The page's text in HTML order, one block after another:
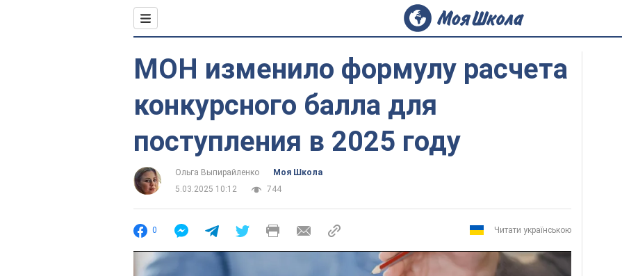
МОН изменило формулу расчета
конкурсного балла для
поступления в 2025 году
Ольга Выпирайленко
Моя Школа
5.03.2025 10:12
744
0 Читати українською